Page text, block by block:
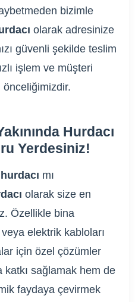
bizimle
olarak adresinize
güvenli şekilde teslim
işlem ve müşteri
Hurdacı
Yerdesiniz!
hurdacı mı
olarak size en
Özellikle bina
veya elektrik kabloları
için özel çözümler
sağlamak hem de
faydaya çevirmek